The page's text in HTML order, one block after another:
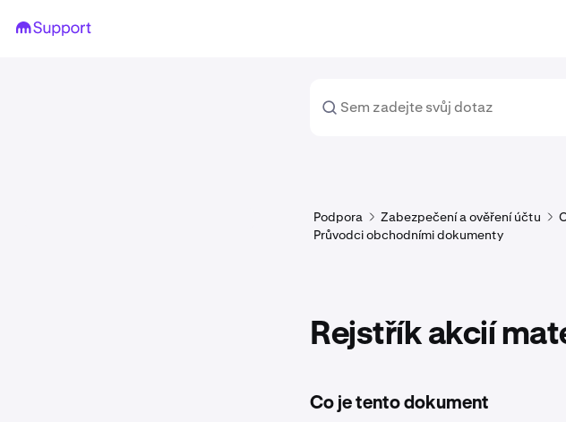
Podpora Zabezpečení a ověření účtu
Průvodci obchodními dokumenty
Rejstřík akcií
Co je tento dokument